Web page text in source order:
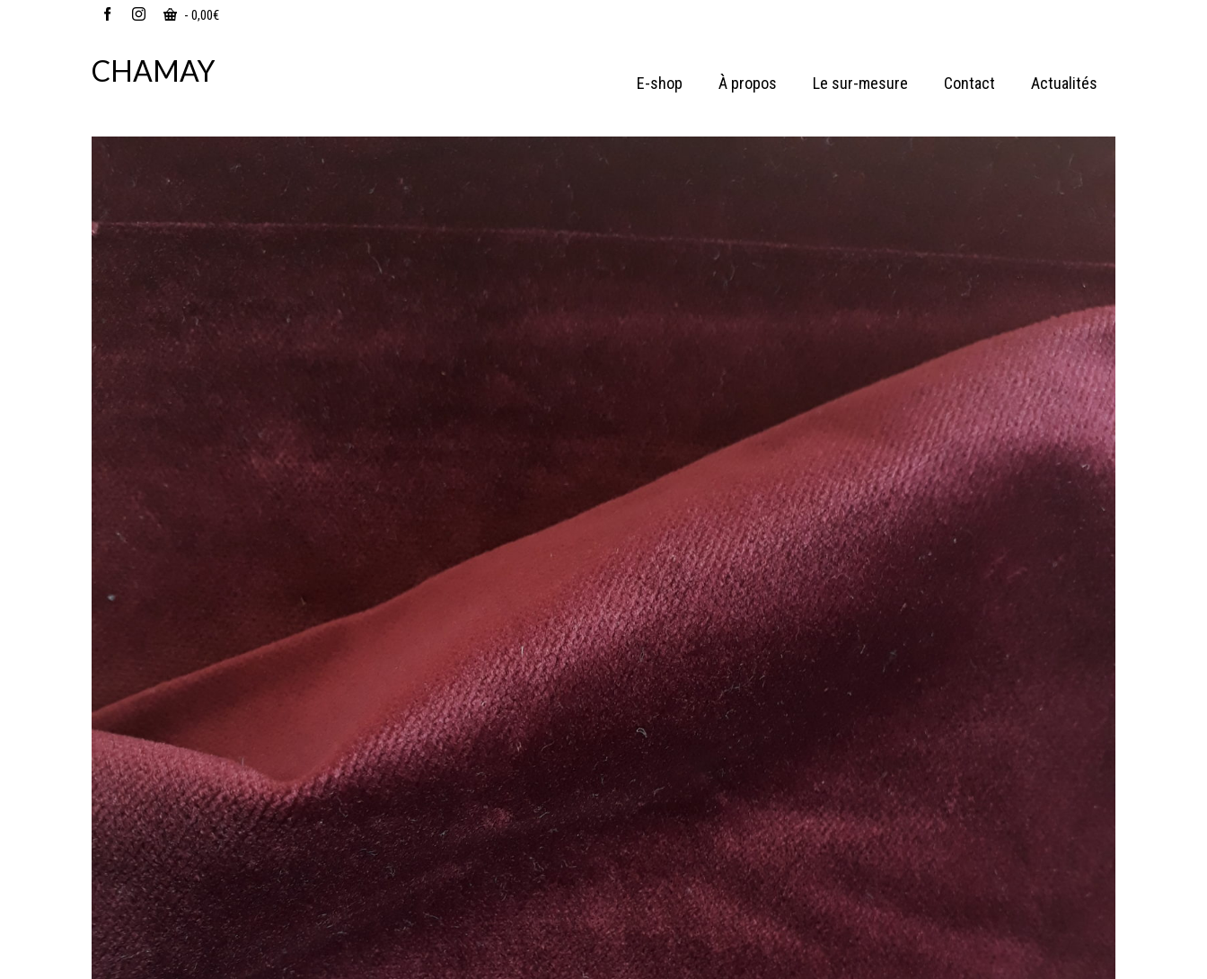
- 0,00€
CHAMAY E-shop À propos Le sur-mesure Contact Actualités